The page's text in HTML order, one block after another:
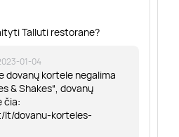
Talluti restorane?
01-04
dovanų kortele negalima
& Shakes“, dovanų
čia:
lt/dovanu-korteles-